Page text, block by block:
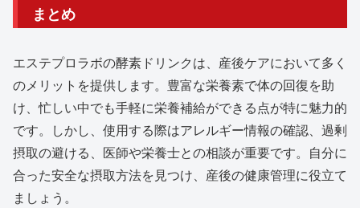
まとめ
エステプロラボの酵素ドリンクは、産後ケアにおいて多く
のメリットを提供します。豊富な栄養素で体の回復を助
け、忙しい中でも手軽に栄養補給ができる点が特に魅力的
です。しかし、使用する際はアレルギー情報の確認、過剰
摂取の避ける、医師や栄養士との相談が重要です。自分に
合った安全な摂取方法を見つけ、産後の健康管理に役立て
ましょう。